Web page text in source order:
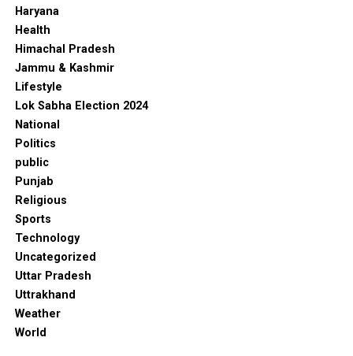
Haryana
Health
Himachal Pradesh
Jammu & Kashmir
Lifestyle
Lok Sabha Election 2024
National
Politics
public
Punjab
Religious
Sports
Technology
Uncategorized
Uttar Pradesh
Uttrakhand
Weather
World